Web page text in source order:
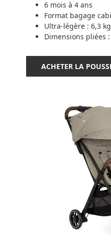
6 mois à 4 ans
Format bagage
Ultra-légère : 6,3 kg
Dimensions pliées
ACHETER LA